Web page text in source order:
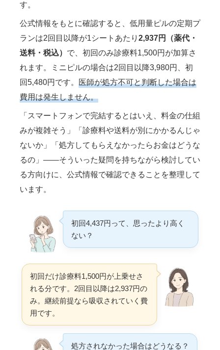
す。
公式情報をもとに確認すると、低用量ピルの定期プ
ランは2回目以降が1シートあたり 2,937円（薬代・
送料・税込） で、初回のみ診療料1,500円が加算さ
れます。ミニピルの場合は2回目以降3,980円、初
回5,480円です。 医師が処方不可と判断した場合は
費用は発生しません。
「スマートフォンで完結するとはいえ、料金の仕組
みが複雑そう」「診療料や送料が別にかかるんじゃ
ないか」「処方してもらえなかったらお金はどうな
るの」——そういった疑問を持ちながら検討してい
る方向けに、公式情報で確認できることを整理して
います。
初回4,437円って、思ったより高く
ない？
初回だけ診療料1,500円が上乗せさ
れる分です。2回目以降は2,937円の
み。継続前提なら吸収されていく費
用です。
処方されなかった場合はどうなる？